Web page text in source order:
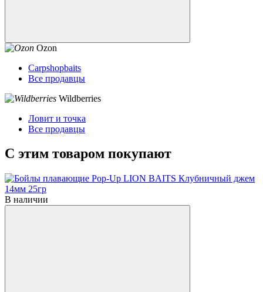
Ozon
Carpshopbaits
Все продавцы
Wildberries
Ловит и точка
Все продавцы
С этим товаром покупают
В наличии